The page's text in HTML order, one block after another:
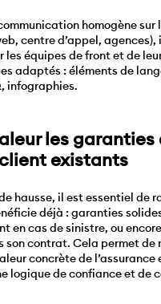
homogène sur
centre d’appel, agences),
les équipes de front et de
adaptés : éléments de
infographies.
les garanties
existants
hausse, il est essentiel de
déjà : garanties
en cas de sinistre, ou
son contrat. Cela permet de
concrète de l’assurance
logique de confiance et de